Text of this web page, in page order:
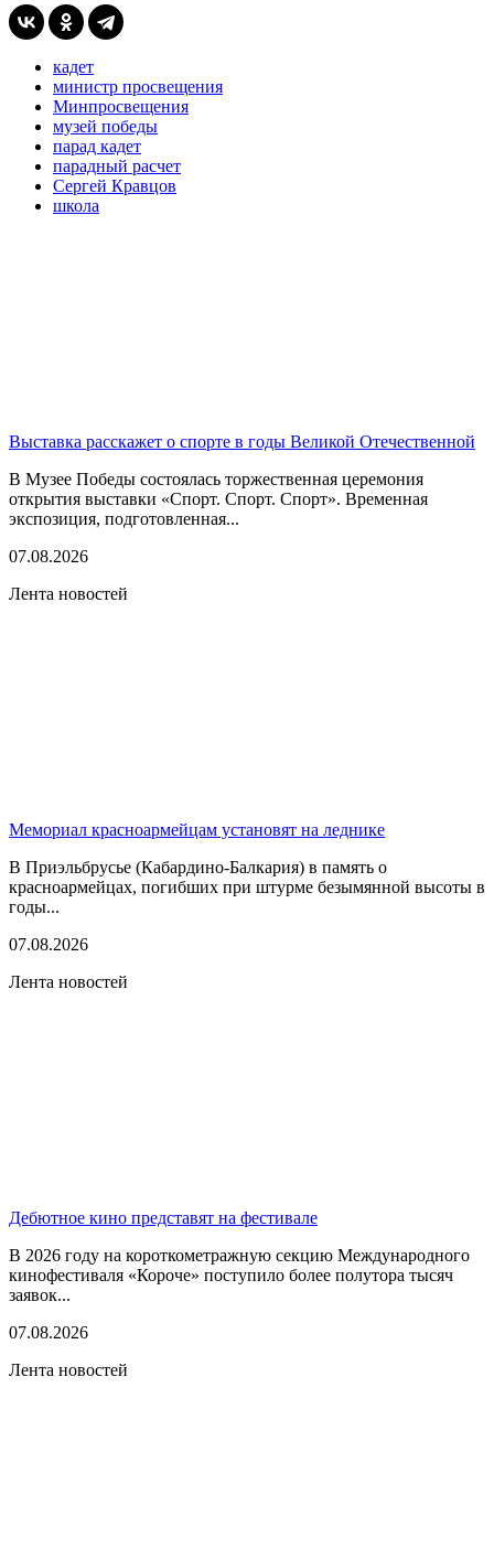
кадет
министр просвещения
Минпросвещения
музей победы
парад кадет
парадный расчет
Сергей Кравцов
школа
Выставка расскажет о спорте в годы Великой Отечественной
В Музее Победы состоялась торжественная церемония
открытия выставки «Спорт. Спорт. Спорт». Временная
экспозиция, подготовленная...
07.08.2026
Лента новостей
Мемориал красноармейцам установят на леднике
В Приэльбрусье (Кабардино-Балкария) в память о
красноармейцах, погибших при штурме безымянной высоты в
годы...
07.08.2026
Лента новостей
Дебютное кино представят на фестивале
В 2026 году на короткометражную секцию Международного
кинофестиваля «Короче» поступило более полутора тысяч
заявок...
07.08.2026
Лента новостей